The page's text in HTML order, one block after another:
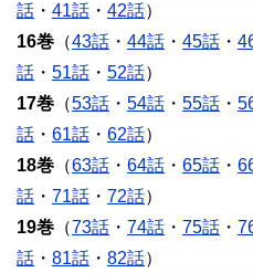
話 ・ 41話 ・ 42話）
16巻 （43話 ・ 44話 ・ 45話 ・
話 ・ 51話 ・ 52話）
17巻 （53話 ・ 54話 ・ 55話 ・
話 ・ 61話 ・ 62話）
18巻 （63話 ・ 64話 ・ 65話 ・
話 ・ 71話 ・ 72話）
19巻 （73話 ・ 74話 ・ 75話 ・
話 ・ 81話 ・ 82話）